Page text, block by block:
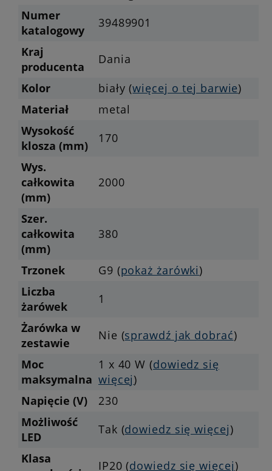
Numer
katalogowy
39489901
Kraj
producenta
Dania
Kolor
biały (więcej o tej barwie)
Materiał
metal
Wysokość
klosza (mm)
170
Wys.
całkowita
(mm)
2000
Szer.
całkowita
(mm)
380
Trzonek G9 (pokaż żarówki)
Liczba
żarówek
1
Żarówka w
zestawie
Nie (sprawdź jak dobrać)
Moc
maksymalna
1 x 40 W (dowiedz się
więcej)
Napięcie (V)
230
Możliwość
LED
Tak (dowiedz się więcej)
Klasa
IP20 (dowiedz się więcej)